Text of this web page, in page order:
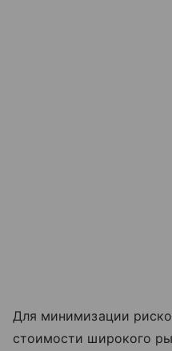
Для минимизации
стоимости широкого